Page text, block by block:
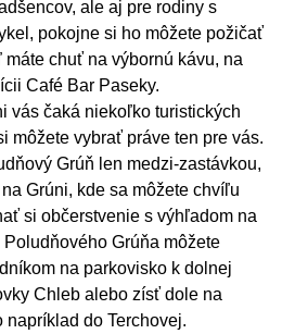
ale aj pre rodiny s
pokojne si ho môžete požičať
chuť na výbornú kávu, na
Café Bar Paseky.
vás čaká niekoľko turistických
môžete vybrať práve ten pre vás.
Grúň len medzi-zastávkou,
Grúni, kde sa môžete chvíľu
si občerstvenie s výhľadom na
Grúňa môžete
na parkovisko k dolnej
Chleb alebo zísť dole na
napríklad do Terchovej.